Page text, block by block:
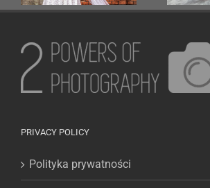
PRIVACY POLICY
Polityka prywatności